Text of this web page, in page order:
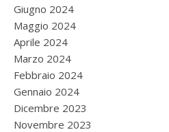
Giugno 2024
Maggio 2024
Aprile 2024
Marzo 2024
Febbraio 2024
Gennaio 2024
Dicembre 2023
Novembre 2023